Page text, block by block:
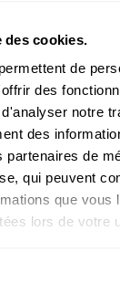
des cookies.
de
des
notre
des
partenaires de
qui peuvent
que vous
lors de votre
gonfler un
comme
cela
(FNR)
& Linda